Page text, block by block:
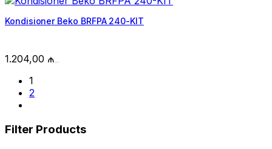
Kondisioner Beko BRFPA 240-KIT
1.204,00 ₼
1
2
Filter Products